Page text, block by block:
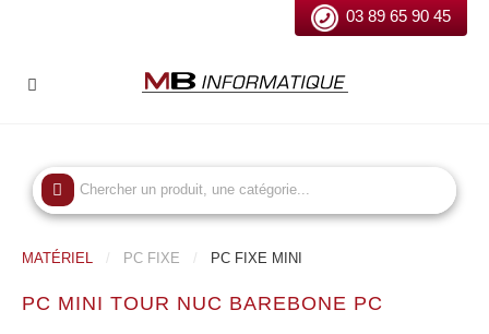
03 89 65 90 45
MATÉRIEL PC FIXE PC FIXE MINI
PC MINI TOUR NUC BAREBONE PC